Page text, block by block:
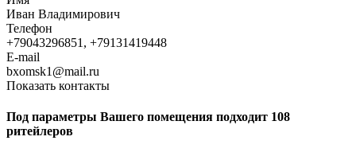
Иван Владимирович
Телефон
+79043296851, +79131419448
E-mail
bxomsk1@mail.ru
Показать контакты
Под параметры Вашего помещения подходит 108
ритейлеров